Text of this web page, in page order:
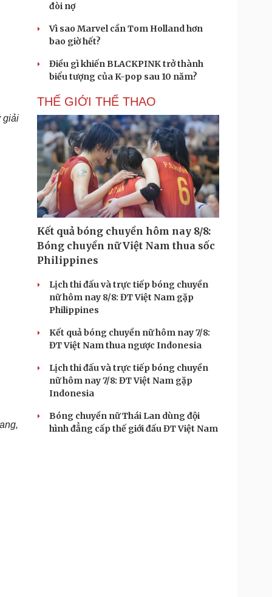
giải
đòi nợ
Vì sao Marvel cần Tom Holland hơn
bao giờ hết?
Điều gì khiến BLACKPINK trở thành
biểu tượng của K-pop sau 10 năm?
THẾ GIỚI THỂ THAO
Kết quả bóng chuyền hôm nay 8/8:
Bóng chuyền nữ Việt Nam thua sốc
Philippines
Lịch thi đấu và trực tiếp bóng chuyền
nữ hôm nay 8/8: ĐT Việt Nam gặp
Philippines
Kết quả bóng chuyền nữ hôm nay 7/8:
ĐT Việt Nam thua ngược Indonesia
Lịch thi đấu và trực tiếp bóng chuyền
nữ hôm nay 7/8: ĐT Việt Nam gặp
Indonesia
Bóng chuyền nữ Thái Lan dùng đội
hình đẳng cấp thế giới đấu ĐT Việt Nam